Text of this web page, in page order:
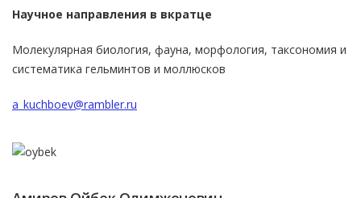
Научное направления в вкратце
Молекулярная биология, фауна, морфология, таксономия и
систематика гельминтов и моллюсков
a_kuchboev@rambler.ru